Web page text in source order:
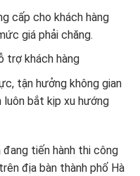
cấp cho khách hàng
giá phải chăng.
trợ khách hàng
tận hưởng không gian
bắt kịp xu hướng
đang tiến hành thi công
địa bàn thành phố Hà